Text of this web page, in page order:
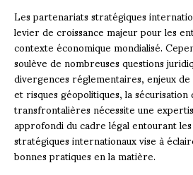
Les partenariats stratégiques
levier de croissance majeur pour les
contexte économique mondialisé.
soulève de nombreuses questions
divergences réglementaires, enjeux
et risques géopolitiques, la sécurisation
transfrontalières nécessite une
approfondi du cadre légal entourant
stratégiques internationaux vise à
bonnes pratiques en la matière.